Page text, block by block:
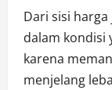
Dari sisi
dalam kondisi
karena
menjelang